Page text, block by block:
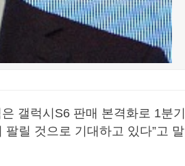
갤럭시S6 판매 본격화로 1분기
팔릴 것으로 기대하고 있다”고 말